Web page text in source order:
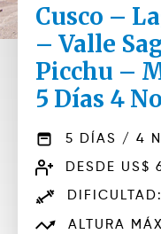
Cusco –
– Valle
Picchu –
5 Días 4
5 DÍAS / 4
DESDE US$
ALTURA